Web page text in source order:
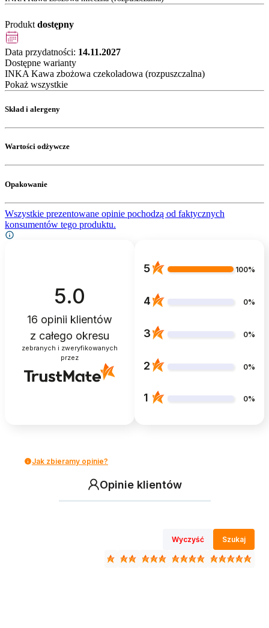
Produkt dostępny
Data przydatności: 14.11.2027
Dostępne warianty
INKA Kawa zbożowa czekoladowa (rozpuszczalna)
Pokaż wszystkie
Skład i alergeny
Wartości odżywcze
Opakowanie
Wszystkie prezentowane opinie pochodzą od faktycznych
konsumentów tego produktu.
5.0
16 opinii klientów
z całego okresu
zebranych i zweryfikowanych
przez
5 100%
4 0%
3 0%
2 0%
1 0%
Jak zbieramy opinie?
Opinie klientów
Wyczyść Szukaj